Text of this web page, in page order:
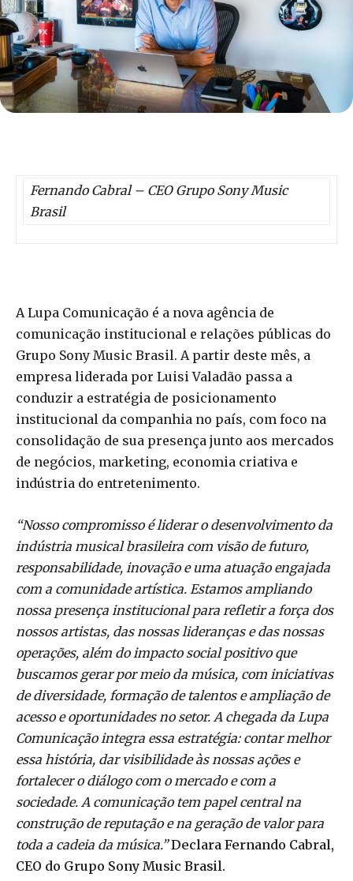
Fernando Cabral – CEO Grupo Sony Music
Brasil
A Lupa Comunicação é a nova agência de
comunicação institucional e relações públicas do
Grupo Sony Music Brasil. A partir deste mês, a
empresa liderada por Luisi Valadão passa a
conduzir a estratégia de posicionamento
institucional da companhia no país, com foco na
consolidação de sua presença junto aos mercados
de negócios, marketing, economia criativa e
indústria do entretenimento.
“Nosso compromisso é liderar o desenvolvimento da
indústria musical brasileira com visão de futuro,
responsabilidade, inovação e uma atuação engajada
com a comunidade artística. Estamos ampliando
nossa presença institucional para refletir a força dos
nossos artistas, das nossas lideranças e das nossas
operações, além do impacto social positivo que
buscamos gerar por meio da música, com iniciativas
de diversidade, formação de talentos e ampliação de
acesso e oportunidades no setor. A chegada da Lupa
Comunicação integra essa estratégia: contar melhor
essa história, dar visibilidade às nossas ações e
fortalecer o diálogo com o mercado e com a
sociedade. A comunicação tem papel central na
construção de reputação e na geração de valor para
toda a cadeia da música.”Declara Fernando Cabral,
CEO do Grupo Sony Music Brasil.